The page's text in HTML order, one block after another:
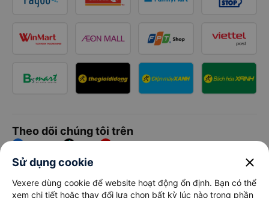
Theo dõi chúng tôi trên
Facebook Tiktok Youtube
Công ty TNHH Thương Mại Dịch Vụ Vexere
Sử dụng cookie close
Vexere dùng cookie để website hoạt động ổn định. Bạn có thể
xem chi tiết hoặc thay đổi lựa chọn bất kỳ lúc nào trong phần